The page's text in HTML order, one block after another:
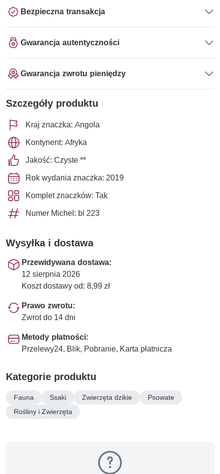
Bezpieczna transakcja
Gwarancja autentyczności
Gwarancja zwrotu pieniędzy
Szczegóły produktu
Kraj znaczka: Angola
Kontynent: Afryka
Jakość: Czyste **
Rok wydania znaczka: 2019
Komplet znaczków: Tak
Numer Michel: bl 223
Wysyłka i dostawa
Przewidywana dostawa:
12 sierpnia 2026
Koszt dostawy od: 8,99 zł
Prawo zwrotu:
Zwrot do 14 dni
Metody płatności:
Przelewy24, Blik, Pobranie, Karta płatnicza
Kategorie produktu
Fauna Ssaki Zwierzęta dzikie
Psowate
Rośliny i Zwierzęta